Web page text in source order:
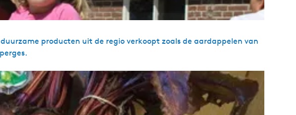
producten uit de regio verkoopt zoals de aardappelen van